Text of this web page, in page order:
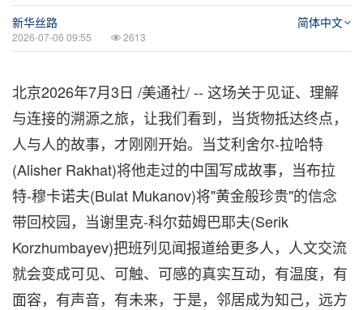
新华丝路
2026-07-06 09:55 2613
简体中文
北京2026年7月3日 /美通社/ -- 这场关于见证、理解
与连接的溯源之旅，让我们看到，当货物抵达终点，
人与人的故事，才刚刚开始。当艾利舍尔-拉哈特
(Alisher Rakhat)将他走过的中国写成故事，当布拉
特-穆卡诺夫(Bulat Mukanov)将"黄金般珍贵"的信念
带回校园，当谢里克-科尔茹姆巴耶夫(Serik
Korzhumbayev)把班列见闻报道给更多人，人文交流
就会变成可见、可触、可感的真实互动，有温度，有
面容，有声音，有未来，于是，邻居成为知己，远方